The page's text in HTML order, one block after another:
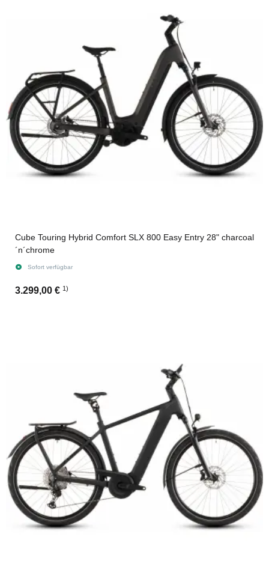
Cube Touring Hybrid Comfort SLX 800 Easy Entry 28" charcoal
´n´chrome
Sofort verfügbar
3.299,00 € 1)